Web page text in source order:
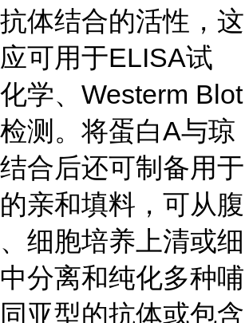
体结合的活性，这
可用于ELISA试
学、Westerm Blot
测。将蛋白A与琼
合后还可制备用于
亲和填料，可从腹
细胞培养上清或细
分离和纯化多种哺
亚型的抗体或包含